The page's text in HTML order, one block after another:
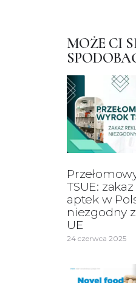
MOŻE CI
TSUE:
aptek w
niezgodny
UE
24 czerwca 2025